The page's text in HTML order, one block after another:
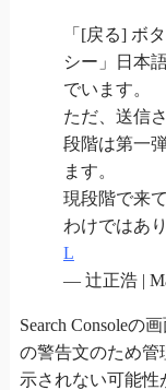
「[戻る] ボ
シー」日本
でいます。
ただ、送信
段階は第一
ます。
現段階で来
わけではあ
L
— 辻正浩 |
Search Consoleの
の警告文のため管
示されない可能性